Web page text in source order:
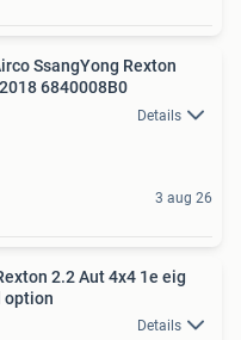
SsangYong Rexton
diesel 2006-2018 6840008B0
Details
3 aug 26
2.2 Aut 4x4 1e eig
option
Details